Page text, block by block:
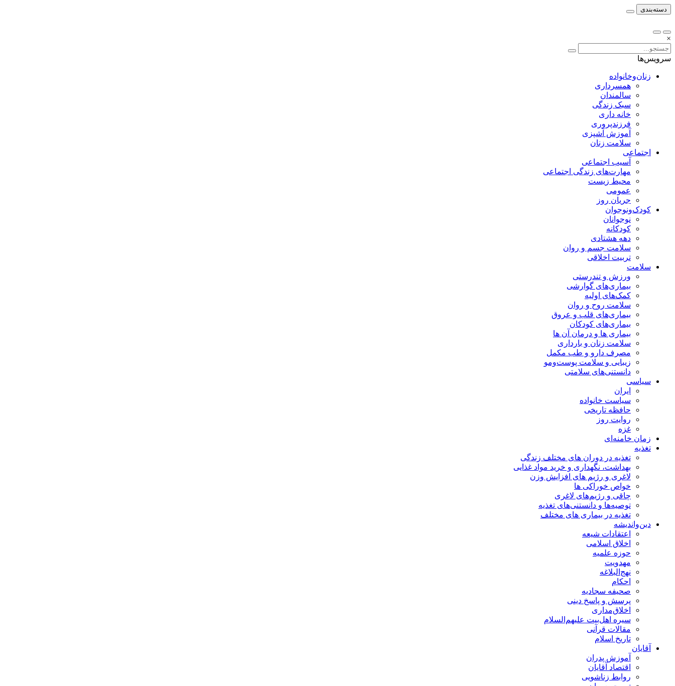
دسته‌بندی
×
سرویس‌ها
زنان‌وخانواده
همسرداری
سالمندان
سبک زندگی
خانه داری
فرزندپروری
آموزش آشپزی
سلامت زنان
اجتماعی
آسیب اجتماعی
مهارت‌های زندگی اجتماعی
محیط زیست
عمومی
جریان روز
کودک‌ونوجوان
نوجوانان
کودکانه
دهه هشتادی
سلامت جسم و روان
تربیت اخلاقی
سلامت
ورزش و تندرستی
بیماری‌های گوارشی
کمک‌های اولیه
سلامت روح و روان
بیماری‌های قلب و عروق
بیماری‌های کودکان
بیماری ها و درمان آن ها
سلامت زنان و بارداری
مصرف دارو و طب مکمل
زیبایی و سلامت پوست‌ومو
دانستنی‌های سلامتی
سیاسی
ایران
سیاست خانواده
حافظه تاریخی
روایت روز
غزه
زمان خامنه‌ای
تغذیه
تغذیه در دوران های مختلف زندگی
بهداشت، نگهداری و خرید مواد غذایی
لاغری و رژیم های افزایش وزن
خواص خوراكی ها
چاقی و رژیم‌های لاغری
توصیه‌ها و دانستنی‌های تغذیه
تغذیه در بیماری های مختلف
دین‌واندیشه
اعتقادات شیعه
اخلاق اسلامی
حوزه علمیه
مهدویت
نهج‌البلاغه
احکام
صحیفه سجادیه
پرسش و پاسخ دینی
اخلاق‌مداری
سیره اهل‌بیت علیهم‌السلام
مقالات قرآنی
تاریخ اسلام
آقایان
آموزش پدران
اقتصاد آقایان
روابط زناشویی